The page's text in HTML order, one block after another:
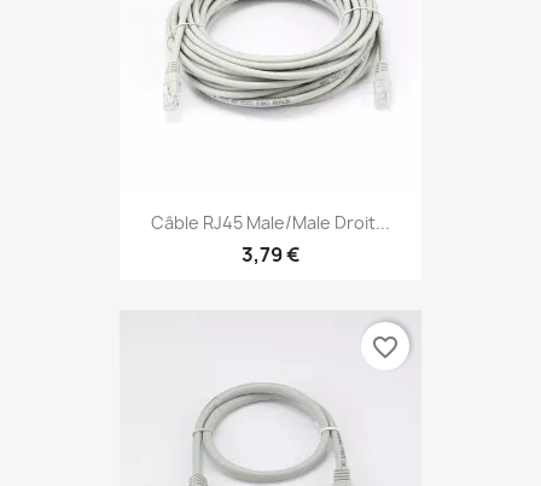
Câble RJ45 Male/Male Droit...
3,79 €
favorite_border